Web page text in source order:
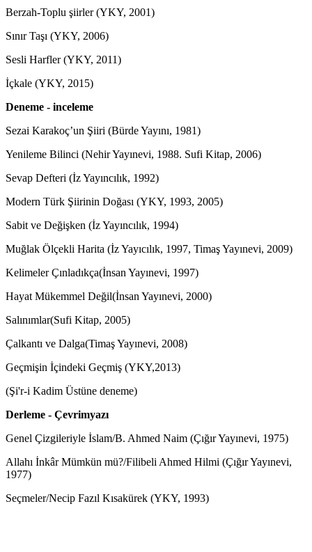
Berzah-Toplu şiirler (YKY, 2001)
Sınır Taşı (YKY, 2006)
Sesli Harfler (YKY, 2011)
İçkale (YKY, 2015)
Deneme - inceleme
Sezai Karakoç’un Şiiri (Bürde Yayını, 1981)
Yenileme Bilinci (Nehir Yayınevi, 1988. Sufi Kitap, 2006)
Sevap Defteri (İz Yayıncılık, 1992)
Modern Türk Şiirinin Doğası (YKY, 1993, 2005)
Sabit ve Değişken (İz Yayıncılık, 1994)
Muğlak Ölçekli Harita (İz Yayıcılık, 1997, Timaş Yayınevi, 2009)
Kelimeler Çınladıkça(İnsan Yayınevi, 1997)
Hayat Mükemmel Değil(İnsan Yayınevi, 2000)
Salınımlar(Sufi Kitap, 2005)
Çalkantı ve Dalga(Timaş Yayınevi, 2008)
Geçmişin İçindeki Geçmiş (YKY,2013)
(Şi'r-i Kadim Üstüne deneme)
Derleme - Çevrimyazı
Genel Çizgileriyle İslam/B. Ahmed Naim (Çığır Yayınevi, 1975)
Allahı İnkâr Mümkün mü?/Filibeli Ahmed Hilmi (Çığır Yayınevi,
1977)
Seçmeler/Necip Fazıl Kısakürek (YKY, 1993)